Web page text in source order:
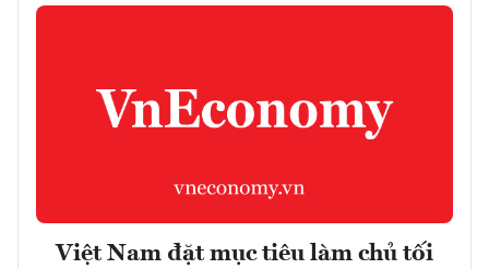
Việt Nam đặt mục tiêu làm chủ tối